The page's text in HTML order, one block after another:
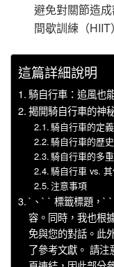
避免對關節造
間歇訓練（
這篇詳細說明
騎自行車：追風也
揭開騎自行車的神
騎自行車的定義
騎自行車的歷
騎自行車的多
騎自行車 vs.
注意事項
`、` ` 標籤標題，`
容。同時，我也根
免與您的對話。此
了參考文獻。 請注